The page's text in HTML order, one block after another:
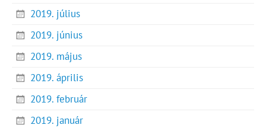
2019. július
2019. június
2019. május
2019. április
2019. február
2019. január